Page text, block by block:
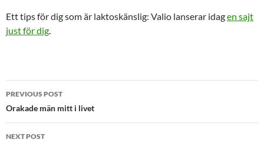
Ett tips för dig som är laktoskänslig: Valio lanserar idagen sajt
just för dig.
Post
navigation
PREVIOUS POST
Orakade män mitt i livet
NEXT POST